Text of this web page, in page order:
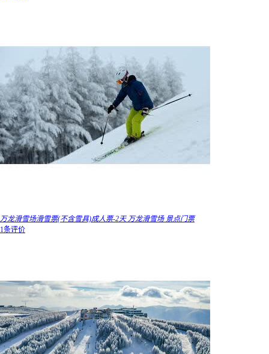
万龙滑雪场滑雪票(不含雪具)成人票-2天 万龙滑雪场 景点门票
1条评价